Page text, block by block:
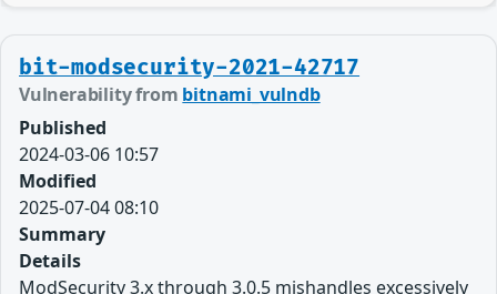
bit-modsecurity-2021-42717
Vulnerability from bitnami_vulndb
Published
2024-03-06 10:57
Modified
2025-07-04 08:10
Summary
Details
ModSecurity 3.x through 3.0.5 mishandles excessively